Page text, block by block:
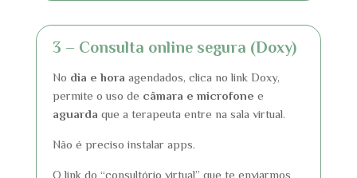
3 – Consulta online segura (Doxy)
No dia e hora agendados, clica no link Doxy,
permite o uso de câmara e microfone e
aguarda que a terapeuta entre na sala virtual.
Não é preciso instalar apps.